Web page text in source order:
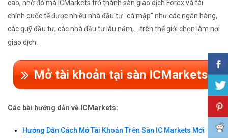
cao, nhờ đó mà ICMarkets trở thành sàn giao dịch Forex và tài
chính quốc tế được nhiều nhà đầu tư "cá mập" như các ngân hàng,
các quỹ đầu tư, các nhà đầu tư lâu năm,... trên thế giới chọn làm nơi
giao dịch.
Mở tài khoản tại sàn ICMarkets
Các bài hướng dẫn về ICMarkets:
Hướng Dẫn Cách Mở Tài Khoản Trên Sàn IC Markets Mới